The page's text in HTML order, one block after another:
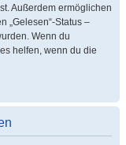
Außerdem ermöglichen
„Gelesen“-Status –
Wenn du
helfen, wenn du die